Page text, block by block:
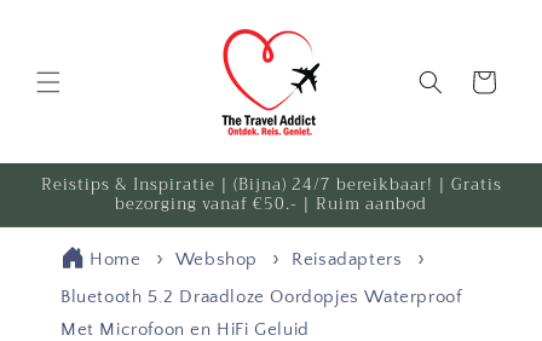
Winkelwagen
Reistips & Inspiratie | (Bijna) 24/7 bereikbaar! | Gratis
bezorging vanaf €50.- | Ruim aanbod
Home Webshop
Reisadapters
Bluetooth 5.2 Draadloze Oordopjes Waterproof
Met Microfoon en HiFi Geluid